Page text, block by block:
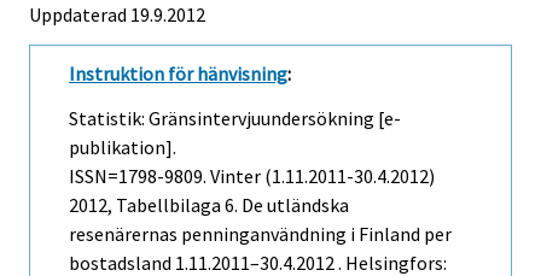
Uppdaterad 19.9.2012
Instruktion för hänvisning:
Statistik: Gränsintervjuundersökning [e-
publikation].
ISSN=1798-9809. Vinter (1.11.2011-30.4.2012)
2012, Tabellbilaga 6. De utländska
resenärernas penninganvändning i Finland per
bostadsland 1.11.2011–30.4.2012 . Helsingfors: